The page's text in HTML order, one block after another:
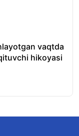
vaqtda
hikoyasi